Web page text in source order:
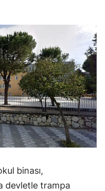
binası,
devletle trampa